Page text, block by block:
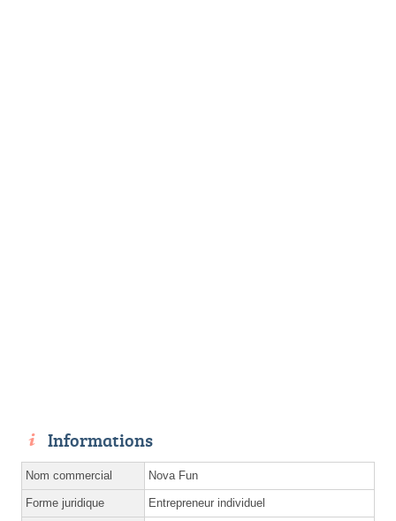
Informations
Nom commercial Nova Fun
Forme juridique Entrepreneur individuel